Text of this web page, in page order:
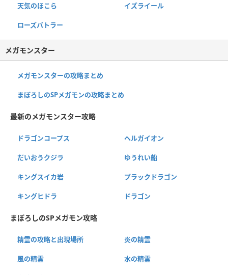
天気のほこら イズライール
ローズバトラー
メガモンスター
メガモンスターの攻略まとめ
まぼろしのSPメガモンの攻略まとめ
最新のメガモンスター攻略
ドラゴンコープス ヘルガイオン
だいおうクジラ ゆうれい船
キングスイカ岩 ブラックドラゴン
キングヒドラ ドラゴン
まぼろしのSPメガモン攻略
精霊の攻略と出現場所 炎の精霊
風の精霊 水の精霊